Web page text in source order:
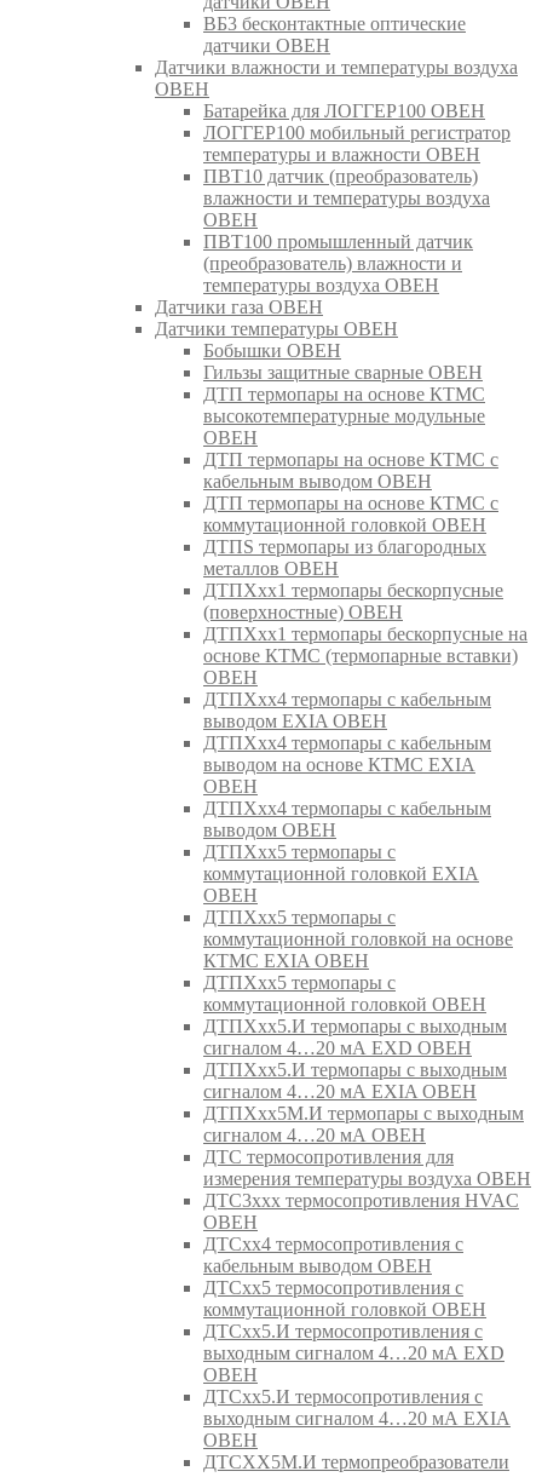
ВБ3 бесконтактные оптические
датчики ОВЕН
Датчики влажности и температуры воздуха
ОВЕН
Батарейка для ЛОГГЕР100 ОВЕН
ЛОГГЕР100 мобильный регистратор
температуры и влажности ОВЕН
ПВТ10 датчик (преобразователь)
влажности и температуры воздуха
ОВЕН
ПВТ100 промышленный датчик
(преобразователь) влажности и
температуры воздуха ОВЕН
Датчики газа ОВЕН
Датчики температуры ОВЕН
Бобышки ОВЕН
Гильзы защитные сварные ОВЕН
ДТП термопары на основе КТМС
высокотемпературные модульные
ОВЕН
ДТП термопары на основе КТМС с
кабельным выводом ОВЕН
ДТП термопары на основе КТМС с
коммутационной головкой ОВЕН
ДТПS термопары из благородных
металлов ОВЕН
ДТПХхх1 термопары бескорпусные
(поверхностные) ОВЕН
ДТПХхх1 термопары бескорпусные на
основе КТМС (термопарные вставки)
ОВЕН
ДТПХхх4 термопары с кабельным
выводом EXIA ОВЕН
ДТПХхх4 термопары с кабельным
выводом на основе КТМС EXIA
ОВЕН
ДТПХхх4 термопары с кабельным
выводом ОВЕН
ДТПХхх5 термопары с
коммутационной головкой EXIA
ОВЕН
ДТПХхх5 термопары с
коммутационной головкой на основе
КТМС EXIA ОВЕН
ДТПХхх5 термопары с
коммутационной головкой ОВЕН
ДТПХхх5.И термопары с выходным
сигналом 4…20 мА EXD ОВЕН
ДТПХхх5.И термопары с выходным
сигналом 4…20 мА EXIA ОВЕН
ДТПХхх5М.И термопары с выходным
сигналом 4…20 мА ОВЕН
ДТС термосопротивления для
измерения температуры воздуха ОВЕН
ДТС3ххх термосопротивления HVAC
ОВЕН
ДТСхх4 термосопротивления с
кабельным выводом ОВЕН
ДТСхх5 термосопротивления с
коммутационной головкой ОВЕН
ДТСхх5.И термосопротивления с
выходным сигналом 4…20 мА EXD
ОВЕН
ДТСхх5.И термосопротивления с
выходным сигналом 4…20 мА EXIA
ОВЕН
ДТСХХ5М.И термопреобразователи